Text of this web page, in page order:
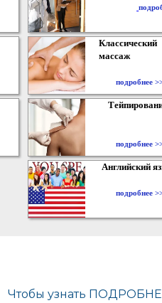
Классический
массаж
подробнее
подробнее
Английский
подробнее